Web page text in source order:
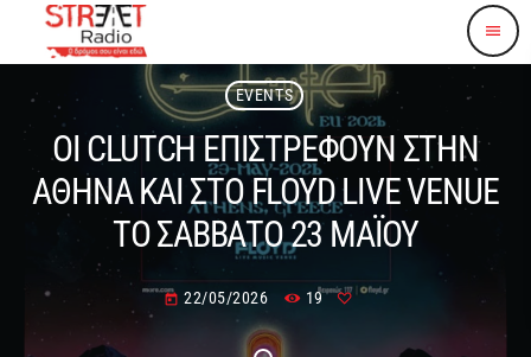
menu
EVENTS
ΟΙ CLUTCH ΕΠΙΣΤΡΕΦΟΥΝ ΣΤΗΝ
ΑΘΗΝΑ ΚΑΙ ΣΤΟ FLOYD LIVE VENUE
ΤΟ ΣΑΒΒΑΤΟ 23 ΜΑΪΟΥ
today 22/05/2026 19